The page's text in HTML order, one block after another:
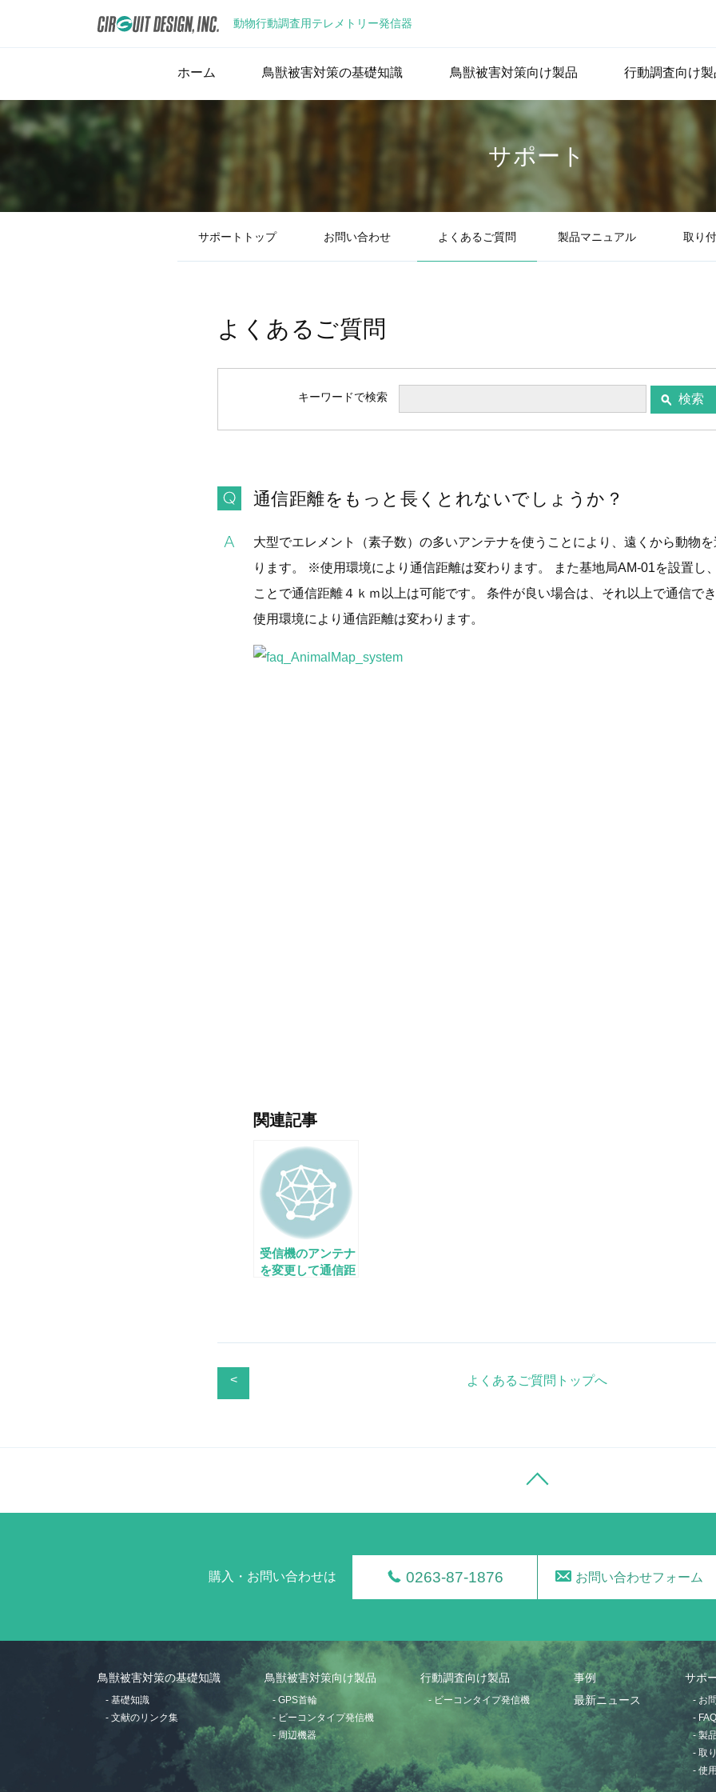
動物行動調査用テレメトリー発信器
ホーム 鳥獣被害対策の基礎知識 鳥獣被害対策向け製品 行動調査向け製
サポート
サポートトップ お問い合わせ よくあるご質問 製品マニュアル 取り
よくあるご質問
キーワードで検索 検索
通信距離をもっと長くとれないでしょうか？
大型でエレメント（素子数）の多いアンテナを使うことにより、遠くから動物
ります。 ※使用環境により通信距離は変わります。 また基地局AM-01を設置し
ことで通信距離４ｋｍ以上は可能です。 条件が良い場合は、それ以上で通信で
使用環境により通信距離は変わります。
関連記事
受信機のアンテナ
を変更して通信距
< よくあるご質問トップへ
購入・お問い合わせは 0263-87-1876 お問い合わせフォーム
鳥獣被害対策の基礎知識
- 基礎知識
- 文献のリンク集
鳥獣被害対策向け製品
- GPS首輪
- ビーコンタイプ発信機
- 周辺機器
行動調査向け製品
- ビーコンタイプ発信機
事例
最新ニュース
サポ
- お
- FAQ
- 製
- 取
- 使